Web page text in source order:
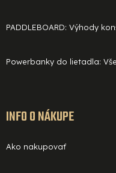
PADDLEBOARD: Výhody
Powerbanky do lietadla:
INFO O NÁKUPE
Ako nakupovať